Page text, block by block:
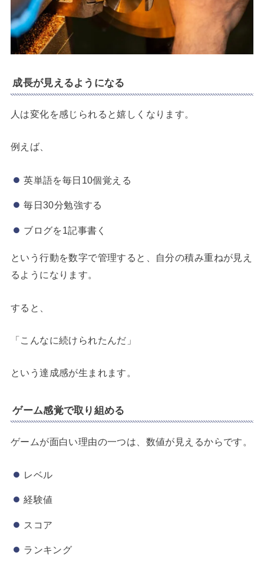
成長が見えるようになる
人は変化を感じられると嬉しくなります。
例えば、
英単語を毎日10個覚える
毎日30分勉強する
ブログを1記事書く
という行動を数字で管理すると、自分の積み重ねが見え
るようになります。
すると、
「こんなに続けられたんだ」
という達成感が生まれます。
ゲーム感覚で取り組める
ゲームが面白い理由の一つは、数値が見えるからです。
レベル
経験値
スコア
ランキング